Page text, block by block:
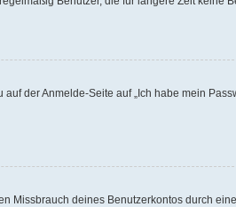
der Anmelde-Seite auf „Ich habe mein
Missbrauch deines Benutzerkontos durch